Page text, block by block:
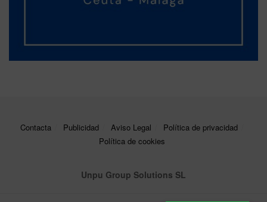
Contacta Publicidad Aviso Legal
Política de privacidad
Política de cookies
Unpu Group Solutions SL